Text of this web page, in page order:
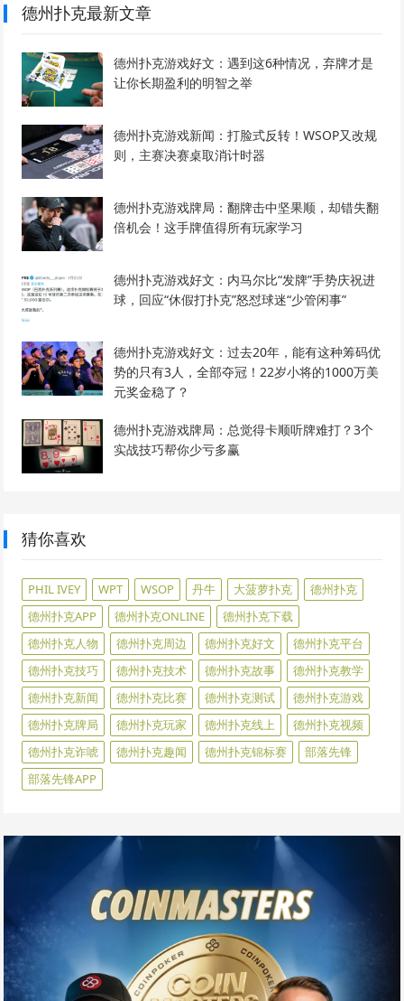
德州扑克最新文章
德州扑克游戏好文：遇到这6种情况，弃牌才是
让你长期盈利的明智之举
德州扑克游戏新闻：打脸式反转！WSOP又改规
则，主赛决赛桌取消计时器
德州扑克游戏牌局：翻牌击中坚果顺，却错失翻
倍机会！这手牌值得所有玩家学习
德州扑克游戏好文：内马尔比“发牌”手势庆祝进
球，回应“休假打扑克”怒怼球迷“少管闲事”
德州扑克游戏好文：过去20年，能有这种筹码优
势的只有3人，全部夺冠！22岁小将的1000万美
元奖金稳了？
德州扑克游戏牌局：总觉得卡顺听牌难打？3个
实战技巧帮你少亏多赢
猜你喜欢
PHIL IVEY WPT WSOP 丹牛 大菠萝扑克
德州扑克
德州扑克APP
德州扑克ONLINE
德州扑克下载
德州扑克人物
德州扑克周边 德州扑克好文
德州扑克平台
德州扑克技巧
德州扑克技术 德州扑克故事
德州扑克教学
德州扑克新闻
德州扑克比赛 德州扑克测试
德州扑克游戏
德州扑克牌局
德州扑克玩家 德州扑克线上
德州扑克视频
德州扑克诈唬
德州扑克趣闻 德州扑克锦标赛
部落先锋
部落先锋APP